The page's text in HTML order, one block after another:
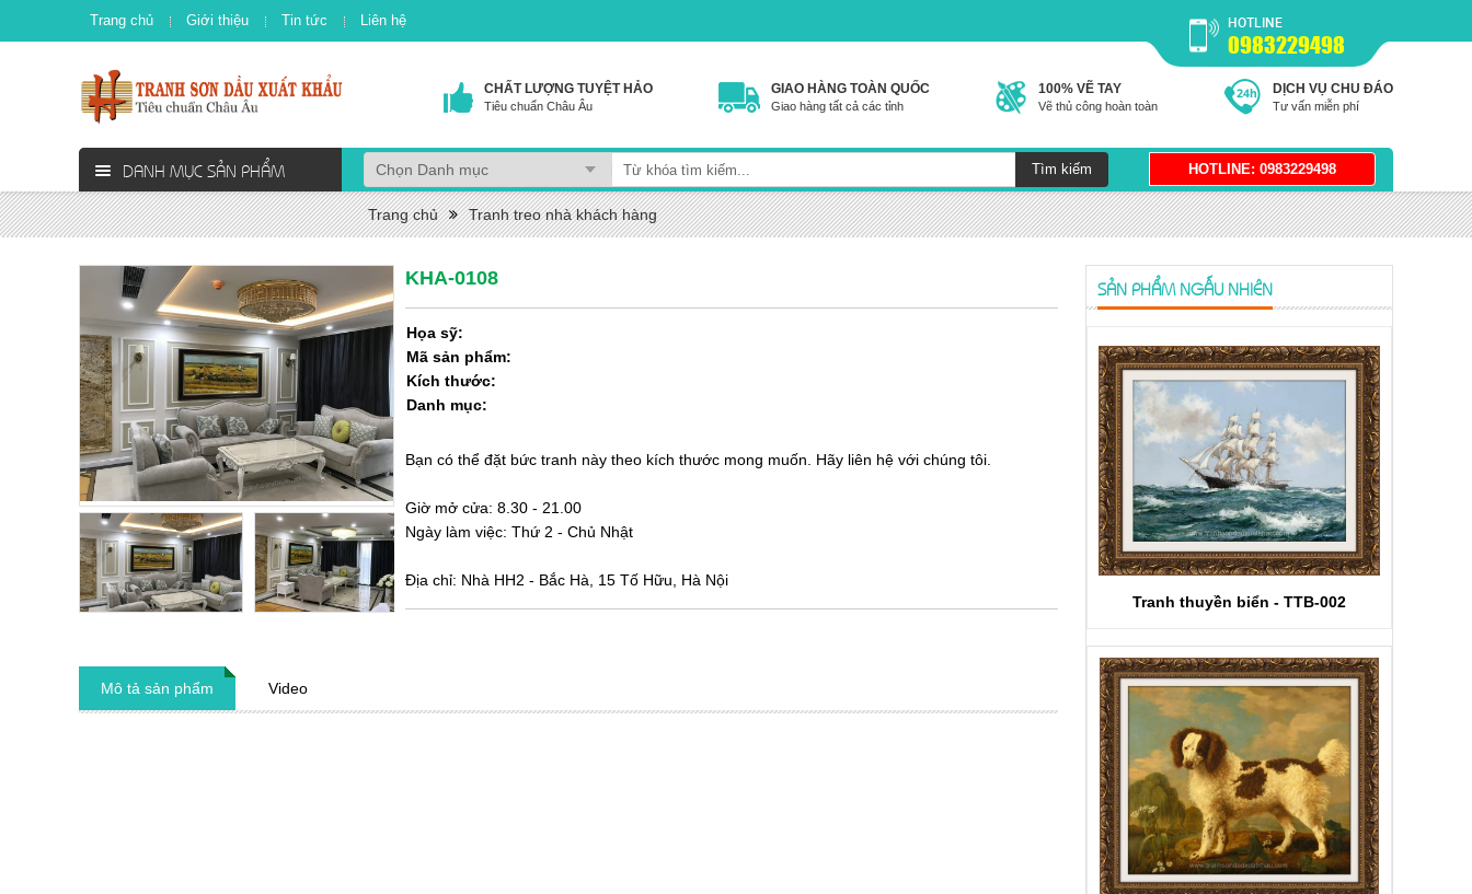
Trang chủ Giới thiệu Tin tức Liên hệ HOTLINE
0983229498
CHẤT LƯỢNG TUYỆT HẢO
Tiêu chuẩn Châu Âu
GIAO HÀNG TOÀN QUỐC
Giao hàng tất cả các tỉnh
100% VẼ TAY
Vẽ thủ công hoàn toàn
DỊCH VỤ CHU ĐÁO
Tư vấn miễn phí
DANH MỤC SẢN PHẨM
Trang chủ Tranh treo nhà khách hàng
KHA-0108
Họa sỹ:
Mã sản phẩm:
Kích thước:
Danh mục:
Bạn có thể đặt bức tranh này theo kích thước mong muốn. Hãy liên hệ với chúng tôi.
Giờ mở cửa: 8.30 - 21.00
Ngày làm việc: Thứ 2 - Chủ Nhật
Địa chỉ: Nhà HH2 - Bắc Hà, 15 Tố Hữu, Hà Nội
Mô tả sản phẩm Video
SẢN PHẨM NGẪU NHIÊN
Tranh thuyền biển - TTB-002